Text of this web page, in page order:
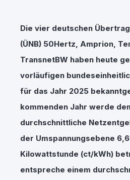
Die vier deutschen
(ÜNB) 50Hertz, Amprion,
TransnetBW haben heute
vorläufigen
für das Jahr 2025
kommenden Jahr werde
durchschnittliche
der Umspannungsebene
Kilowattstunde (ct/kWh)
entspreche einem